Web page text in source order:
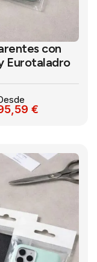
con
Eurotaladro
€